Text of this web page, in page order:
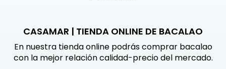
CASAMAR | TIENDA ONLINE DE BACALAO
En nuestra tienda online podrás comprar bacalao
con la mejor relación calidad-precio del mercado.